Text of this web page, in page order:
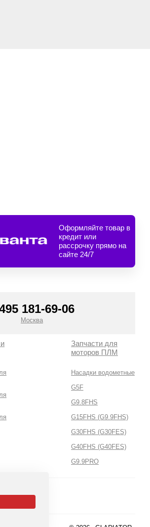
Оформляйте товар в
кредит или
рассрочку прямо на
сайте 24/7
181-69-06
Москва
Запчасти для
моторов ПЛМ
Насадки водометные
G5F
G9.8FHS
G15FHS (G9.9FHS)
G30FHS (G30FES)
G40FHS (G40FES)
G9.9PRO